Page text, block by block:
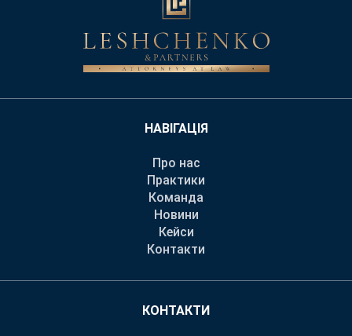
НАВІГАЦІЯ
Про нас
Практики
Команда
Новини
Кейси
Контакти
КОНТАКТИ